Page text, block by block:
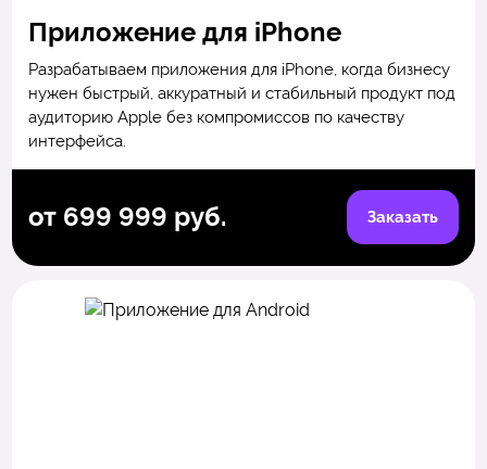
Приложение для iPhone
Разрабатываем приложения для iPhone, когда бизнесу
нужен быстрый, аккуратный и стабильный продукт под
аудиторию Apple без компромиссов по качеству
интерфейса.
от 699 999 руб. Заказать